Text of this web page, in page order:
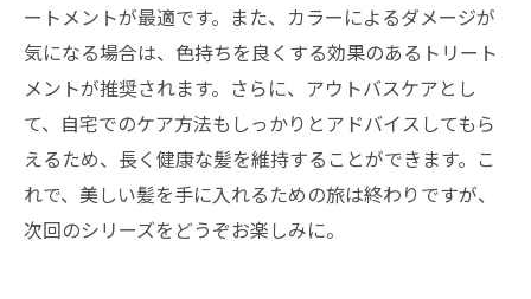
ートメントが最適です。また、カラーによるダメージが
気になる場合は、色持ちを良くする効果のあるトリート
メントが推奨されます。さらに、アウトバスケアとし
て、自宅でのケア方法もしっかりとアドバイスしてもら
えるため、長く健康な髪を維持することができます。こ
れで、美しい髪を手に入れるための旅は終わりですが、
次回のシリーズをどうぞお楽しみに。